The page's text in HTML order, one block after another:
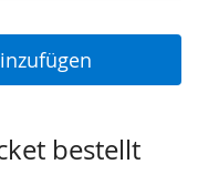
bestellt